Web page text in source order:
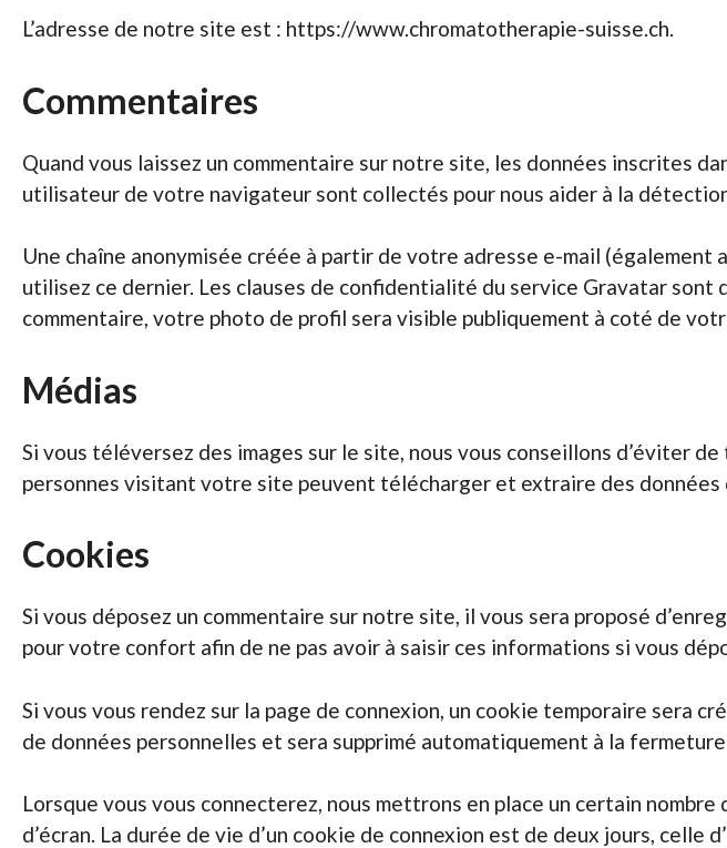
L’adresse de notre site est : https://www.chromatotherapie-suisse.ch.
Commentaires
Quand vous laissez un commentaire sur notre site, les données inscrites
utilisateur de votre navigateur sont collectés pour nous aider à la
Une chaîne anonymisée créée à partir de votre adresse e-mail
utilisez ce dernier. Les clauses de confidentialité du service Gravatar
commentaire, votre photo de profil sera visible publiquement à coté de
Médias
Si vous téléversez des images sur le site, nous vous conseillons d’éviter
personnes visitant votre site peuvent télécharger et extraire des données
Cookies
Si vous déposez un commentaire sur notre site, il vous sera proposé
pour votre confort afin de ne pas avoir à saisir ces informations si vous
Si vous vous rendez sur la page de connexion, un cookie temporaire sera
de données personnelles et sera supprimé automatiquement à la
Lorsque vous vous connecterez, nous mettrons en place un certain
d’écran. La durée de vie d’un cookie de connexion est de deux jours, celle